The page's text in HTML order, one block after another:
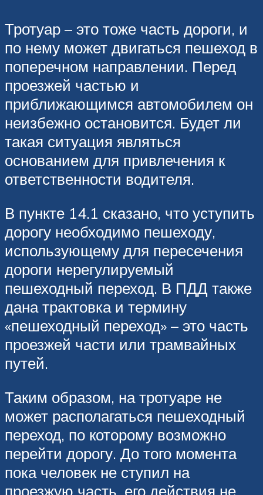
Тротуар – это тоже часть дороги, и
по нему может двигаться пешеход в
поперечном направлении. Перед
проезжей частью и
приближающимся автомобилем он
неизбежно остановится. Будет ли
такая ситуация являться
основанием для привлечения к
ответственности водителя.
В пункте 14.1 сказано, что уступить
дорогу необходимо пешеходу,
использующему для пересечения
дороги нерегулируемый
пешеходный переход. В ПДД также
дана трактовка и термину
«пешеходный переход» – это часть
проезжей части или трамвайных
путей.
Таким образом, на тротуаре не
может располагаться пешеходный
переход, по которому возможно
перейти дорогу. До того момента
пока человек не ступил на
проезжую часть, его действия не